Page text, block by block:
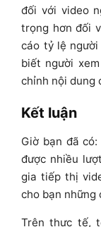
đối với video
trọng hơn đối
cáo tỷ lệ người
biết người
chỉnh nội dung
Kết luận
Giờ bạn đã
được nhiều
gia tiếp thị
cho bạn những
Trên thực tế,